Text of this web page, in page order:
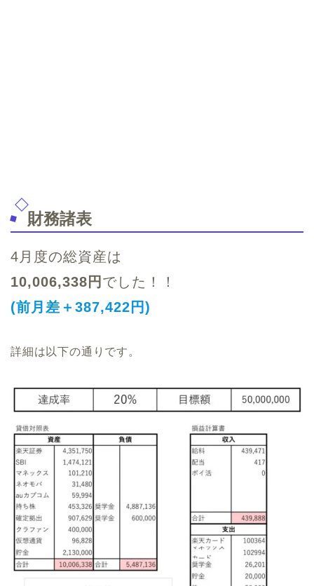
財務諸表
4月度の総資産は
10,006,338円 でした！！
(前月差＋387,422円)
詳細は以下の通りです。